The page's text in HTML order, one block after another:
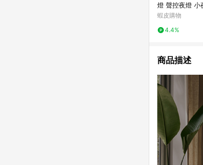
燈 聲控夜燈 小
投影燈 星空投
蝦皮購物
4.4%
商品描述